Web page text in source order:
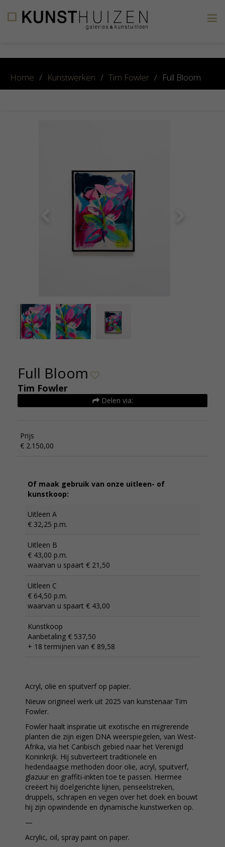
Home / Kunstwerken / Tim Fowler / Full Bloom
Kunsthuizen (11)
Full Bloom
Tim Fowler
Delen via:
Prijs
€ 2.150,00
Of maak gebruik van onze uitleen- of
kunstkoop:
Uitleen A
€ 32,25 p.m.
Uitleen B
€ 43,00 p.m.
waarvan u spaart € 21,50
Uitleen C
€ 64,50 p.m.
waarvan u spaart € 43,00
Kunstkoop
Aanbetaling € 537,50
+ 18 termijnen van € 89,58
Acryl, olie en spuitverf op papier.
Nieuw origineel werk uit 2025 van kunstenaar Tim
Fowler.
Fowler haalt inspiratie uit exotische en migrerende
planten die zijn eigen DNA weerspiegelen, van West-
Afrika, via het Caribisch gebied naar het Verenigd
Koninkrijk. Hij subverteert traditionele en
hedendaagse methoden door olie, acryl, spuitverf,
glazuur en graffiti-inkten toe te passen. Hiermee
creëert hij doelgerichte lijnen, penseelstreken,
druppels, schrapen en vegen over het doek en bouwt
hij zijn opwindende en dynamische kunstwerken op.
—
Acrylic, oil, spray paint on paper.